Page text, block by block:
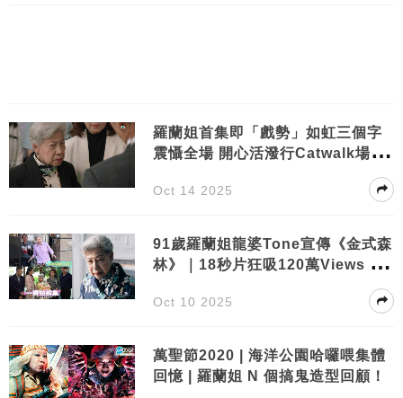
羅蘭姐首集即「戲勢」如虹三個字
震懾全場 開心活潑行Catwalk場口
Oct 14 2025
91歲羅蘭姐龍婆Tone宣傳《金式森
林》｜18秒片狂吸120萬Views 網
Oct 10 2025
萬聖節2020 | 海洋公園哈囉喂集體
回憶 | 羅蘭姐 N 個搞鬼造型回顧！